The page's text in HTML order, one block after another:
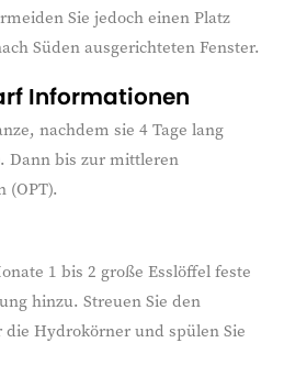
Sie jedoch einen Platz
Süden ausgerichteten Fenster.
Informationen
nachdem sie 4 Tage lang
Dann bis zur mittleren
(OPT).
1 bis 2 große Esslöffel feste
hinzu. Streuen Sie den
Hydrokörner und spülen Sie